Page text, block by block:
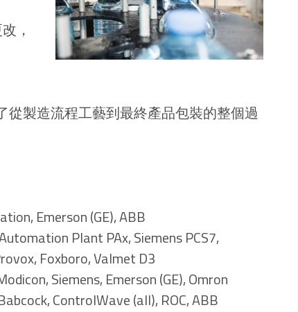
，
從製造流程工藝到最終產品包裝的整個過
Emerson (GE), ABB
Plant PAx, Siemens PCS7,
Foxboro, Valmet D3
Siemens, Emerson (GE), Omron
ControlWave (all), ROC, ABB